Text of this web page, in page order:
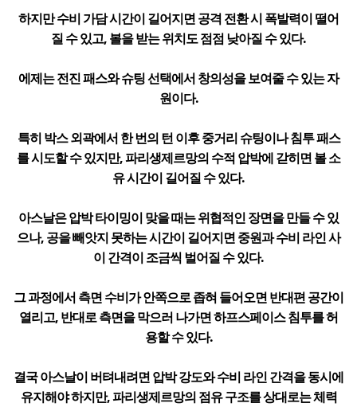
하지만 수비 가담 시간이 길어지면 공격 전환 시 폭발력이 떨어
질 수 있고, 볼을 받는 위치도 점점 낮아질 수 있다.
에제는 전진 패스와 슈팅 선택에서 창의성을 보여줄 수 있는 자
원이다.
특히 박스 외곽에서 한 번의 턴 이후 중거리 슈팅이나 침투 패스
를 시도할 수 있지만, 파리생제르망의 수적 압박에 갇히면 볼 소
유 시간이 길어질 수 있다.
아스날은 압박 타이밍이 맞을 때는 위협적인 장면을 만들 수 있
으나, 공을 빼앗지 못하는 시간이 길어지면 중원과 수비 라인 사
이 간격이 조금씩 벌어질 수 있다.
그 과정에서 측면 수비가 안쪽으로 좁혀 들어오면 반대편 공간이
열리고, 반대로 측면을 막으러 나가면 하프스페이스 침투를 허
용할 수 있다.
결국 아스날이 버텨내려면 압박 강도와 수비 라인 간격을 동시에
유지해야 하지만, 파리생제르망의 점유 구조를 상대로는 체력